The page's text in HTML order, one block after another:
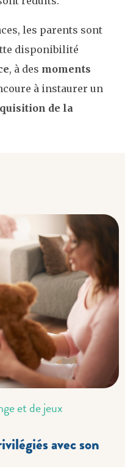
les parents sont
disponibilité
, à des moments
à instaurer un
de la
et de jeux
avec son